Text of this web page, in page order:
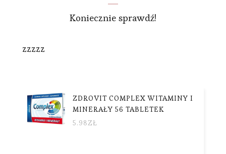
Koniecznie sprawdź!
zzzzz
ZDROVIT COMPLEX WITAMINY I
MINERAŁY 56 TABLETEK
5.98ZŁ